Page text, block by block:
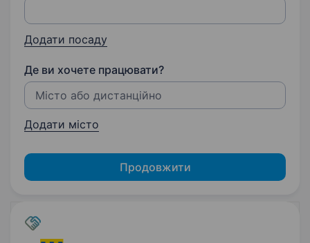
Додати посаду
Де ви хочете працювати?
Додати місто
Продовжити